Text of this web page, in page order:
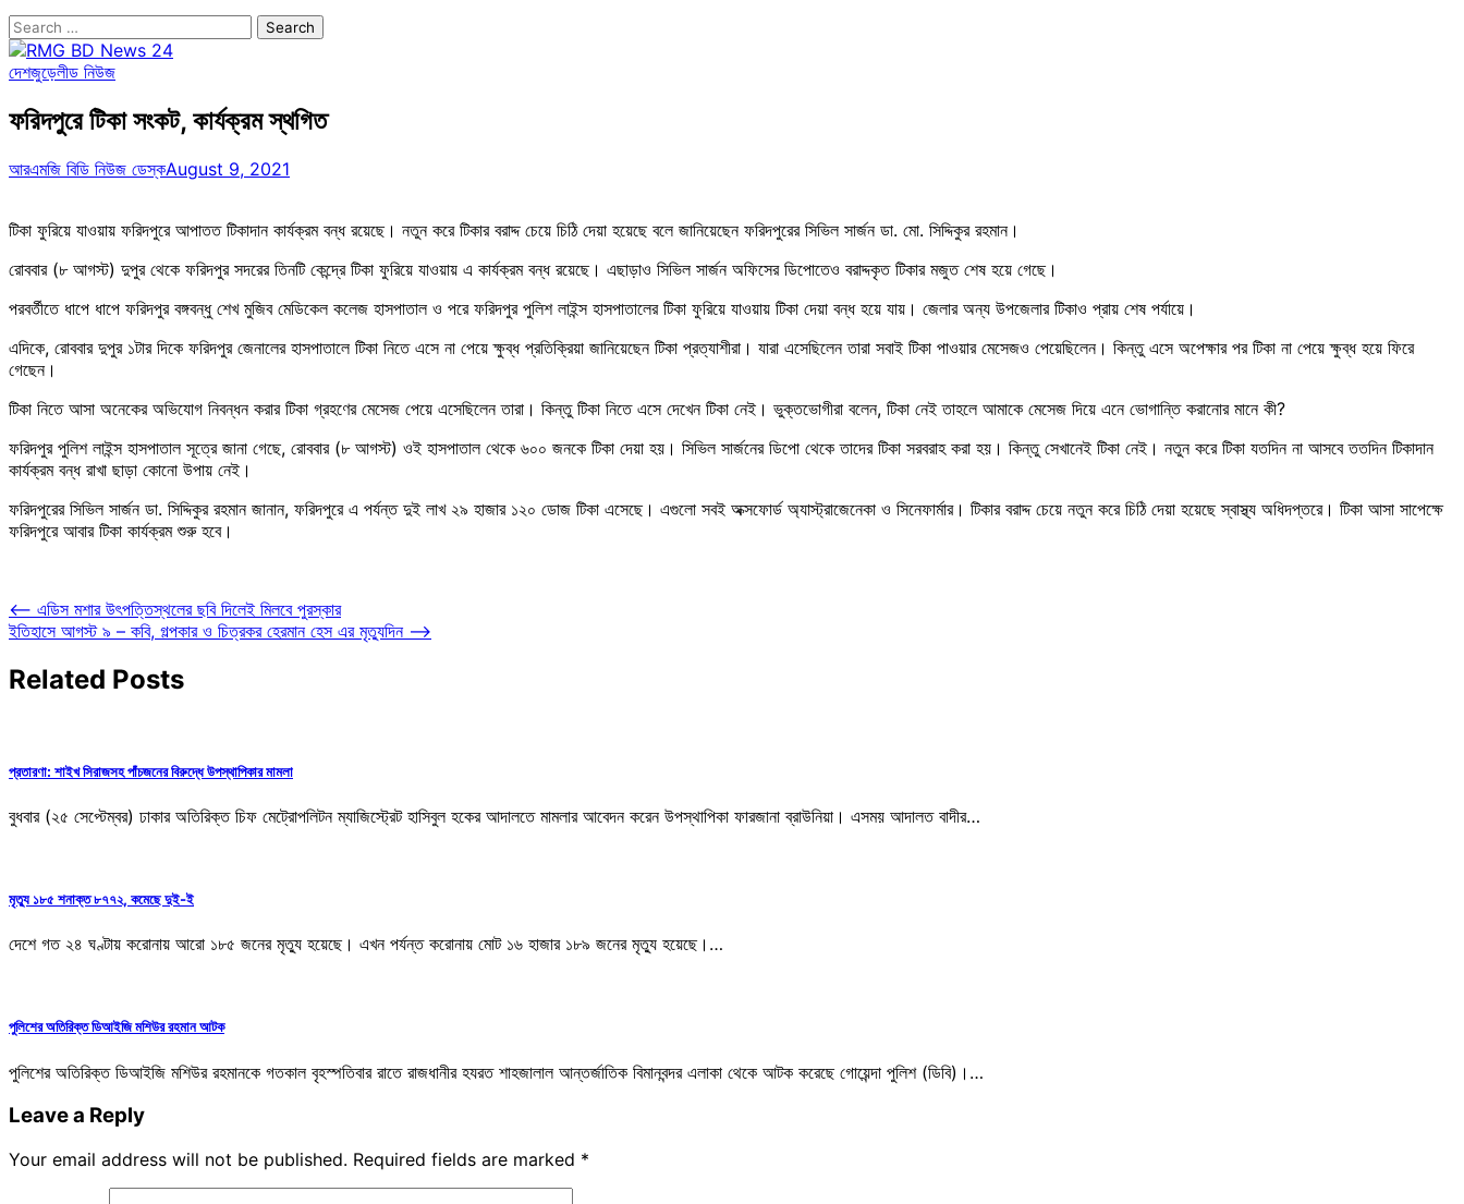
Search
for:
দেশজুড়েলীড নিউজ
ফরিদপুরে টিকা সংকট, কার্যক্রম স্থগিত
আরএমজি বিডি নিউজ ডেস্কAugust 9, 2021
টিকা ফুরিয়ে যাওয়ায় ফরিদপুরে আপাতত টিকাদান কার্যক্রম বন্ধ রয়েছে। নতুন করে টিকার বরাদ্দ চেয়ে চিঠি দেয়া হয়েছে বলে জানিয়েছেন ফরিদপুরের সিভিল সার্জন ডা. মো. সিদ্দিকুর রহমান।
রোববার (৮ আগস্ট) দুপুর থেকে ফরিদপুর সদরের তিনটি কেন্দ্রে টিকা ফুরিয়ে যাওয়ায় এ কার্যক্রম বন্ধ রয়েছে। এছাড়াও সিভিল সার্জন অফিসের ডিপোতেও বরাদ্দকৃত টিকার মজুত শেষ হয়ে গেছে।
পরবর্তীতে ধাপে ধাপে ফরিদপুর বঙ্গবন্ধু শেখ মুজিব মেডিকেল কলেজ হাসপাতাল ও পরে ফরিদপুর পুলিশ লাইন্স হাসপাতালের টিকা ফুরিয়ে যাওয়ায় টিকা দেয়া বন্ধ হয়ে যায়। জেলার অন্য উপজেলার টিকাও প্রায় শেষ পর্যায়ে।
এদিকে, রোববার দুপুর ১টার দিকে ফরিদপুর জেনালের হাসপাতালে টিকা নিতে এসে না পেয়ে ক্ষুব্ধ প্রতিক্রিয়া জানিয়েছেন টিকা প্রত্যাশীরা। যারা এসেছিলেন তারা সবাই টিকা পাওয়ার মেসেজও পেয়েছিলেন। কিন্তু এসে অপেক্ষার পর টিকা না পেয়ে ক্ষুব্ধ হয়ে ফিরে
গেছেন।
টিকা নিতে আসা অনেকের অভিযোগ নিবন্ধন করার টিকা গ্রহণের মেসেজ পেয়ে এসেছিলেন তারা। কিন্তু টিকা নিতে এসে দেখেন টিকা নেই। ভুক্তভোগীরা বলেন, টিকা নেই তাহলে আমাকে মেসেজ দিয়ে এনে ভোগান্তি করানোর মানে কী?
ফরিদপুর পুলিশ লাইন্স হাসপাতাল সূত্রে জানা গেছে, রোববার (৮ আগস্ট) ওই হাসপাতাল থেকে ৬০০ জনকে টিকা দেয়া হয়। সিভিল সার্জনের ডিপো থেকে তাদের টিকা সরবরাহ করা হয়। কিন্তু সেখানেই টিকা নেই। নতুন করে টিকা যতদিন না আসবে ততদিন টিকাদান
কার্যক্রম বন্ধ রাখা ছাড়া কোনো উপায় নেই।
ফরিদপুরের সিভিল সার্জন ডা. সিদ্দিকুর রহমান জানান, ফরিদপুরে এ পর্যন্ত দুই লাখ ২৯ হাজার ১২০ ডোজ টিকা এসেছে। এগুলো সবই অক্সফোর্ড অ্যাস্ট্রাজেনেকা ও সিনেফার্মার। টিকার বরাদ্দ চেয়ে নতুন করে চিঠি দেয়া হয়েছে স্বাস্থ্য অধিদপ্তরে। টিকা আসা সাপেক্ষে
ফরিদপুরে আবার টিকা কার্যক্রম শুরু হবে।
Post
navigation
⟵ এডিস মশার উৎপত্তিস্থলের ছবি দিলেই মিলবে পুরস্কার
ইতিহাসে আগস্ট ৯ – কবি, গল্পকার ও চিত্রকর হেরমান হেস এর মৃত্যুদিন ⟶
Related Posts
প্রতারণা: শাইখ সিরাজসহ পাঁচজনের বিরুদ্ধে উপস্থাপিকার মামলা
বুধবার (২৫ সেপ্টেম্বর) ঢাকার অতিরিক্ত চিফ মেট্রোপলিটন ম্যাজিস্ট্রেট হাসিবুল হকের আদালতে মামলার আবেদন করেন উপস্থাপিকা ফারজানা ব্রাউনিয়া। এসময় আদালত বাদীর…
মৃত্যু ১৮৫ শনাক্ত ৮৭৭২, কমেছে দুই-ই
দেশে গত ২৪ ঘণ্টায় করোনায় আরো ১৮৫ জনের মৃত্যু হয়েছে। এখন পর্যন্ত করোনায় মোট ১৬ হাজার ১৮৯ জনের মৃত্যু হয়েছে।…
পুলিশের অতিরিক্ত ডিআইজি মশিউর রহমান আটক
পুলিশের অতিরিক্ত ডিআইজি মশিউর রহমানকে গতকাল বৃহস্পতিবার রাতে রাজধানীর হযরত শাহজালাল আন্তর্জাতিক বিমানবন্দর এলাকা থেকে আটক করেছে গোয়েন্দা পুলিশ (ডিবি)।…
Leave a Reply
Your email address will not be published. Required fields are marked *